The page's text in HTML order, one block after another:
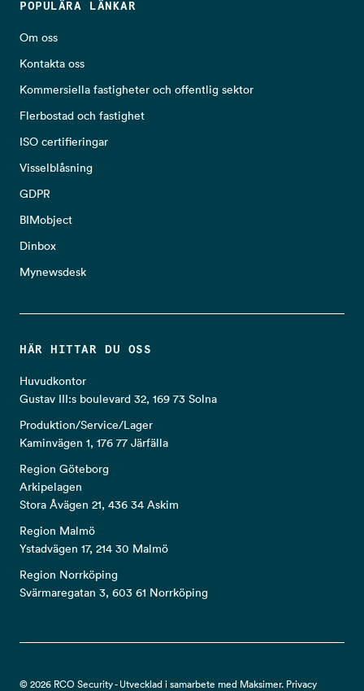
POPULÄRA LÄNKAR
Om oss
Kontakta oss
Kommersiella fastigheter och offentlig sektor
Flerbostad och fastighet
ISO certifieringar
Visselblåsning
GDPR
BIMobject
Dinbox
Mynewsdesk
HÄR HITTAR DU OSS
Huvudkontor
Gustav III:s boulevard 32, 169 73 Solna
Produktion/Service/Lager
Kaminvägen 1, 176 77 Järfälla
Region Göteborg
Arkipelagen
Stora Åvägen 21, 436 34 Askim
Region Malmö
Ystadvägen 17, 214 30 Malmö
Region Norrköping
Svärmaregatan 3, 603 61 Norrköping
© 2026 RCO Security - Utvecklad i samarbete med Maksimer. Privacy